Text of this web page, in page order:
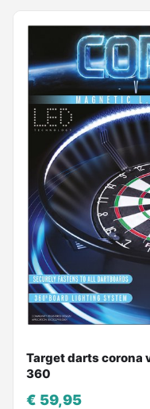
Target darts corona
360
€ 59,95